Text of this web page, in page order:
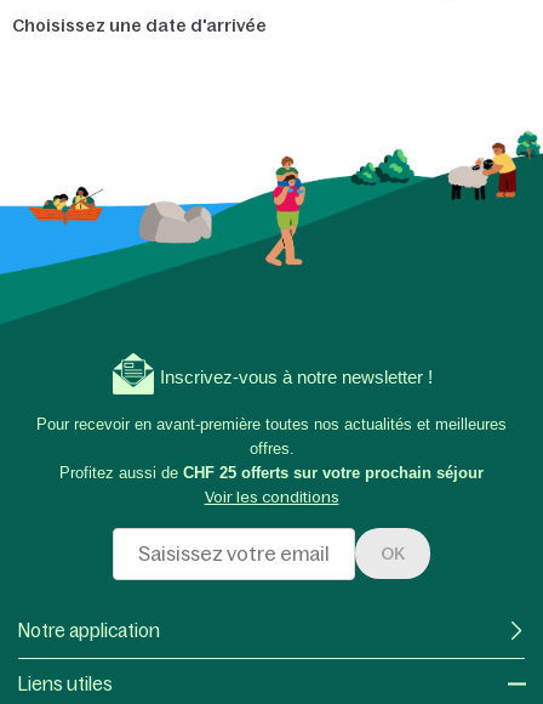
Choisissez une date d'arrivée
Inscrivez-vous à notre newsletter !
Pour recevoir en avant-première toutes nos actualités et meilleures
offres.
Profitez aussi de CHF 25 offerts sur votre prochain séjour
Voir les conditions
OK
Notre application
Liens utiles​